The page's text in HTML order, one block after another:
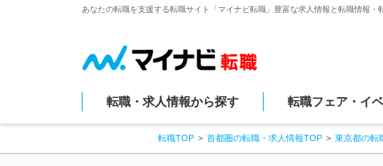
あなたの転職を支援する転職サイト「マイナビ転職」豊富な求人情報と転職情報・
転職・求人情報から探す 転職フェア・イ
転職TOP 首都圏の転職・求人情報TOP 東京都の転